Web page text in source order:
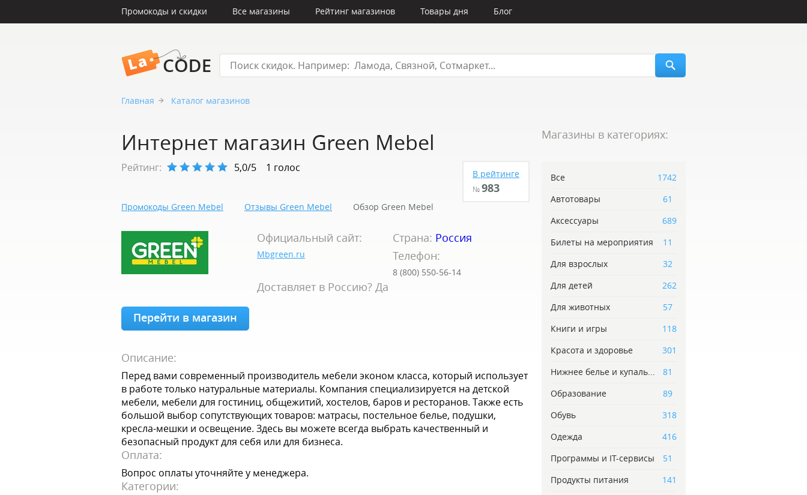
Промокоды и скидки Все магазины Рейтинг магазинов Товары дня Блог
Главная Каталог магазинов
Интернет магазин Green Mebel
Рейтинг: 5,0/5 1 голос В рейтинге
№983
Промокоды Green Mebel Отзывы Green Mebel Обзор Green Mebel
Официальный сайт:
Mbgreen.ru
Доставляет в Россию? Да
Страна: Россия
Телефон:
8 (800) 550-56-14
Перейти в магазин
Описание:
Перед вами современный производитель мебели эконом класса, который использует
в работе только натуральные материалы. Компания специализируется на детской
мебели, мебели для гостиниц, общежитий, хостелов, баров и ресторанов. Также есть
большой выбор сопутствующих товаров: матрасы, постельное белье, подушки,
кресла-мешки и освещение. Здесь вы можете всегда выбрать качественный и
безопасный продукт для себя или для бизнеса.
Оплата:
Вопрос оплаты уточняйте у менеджера.
Категории:
Магазины в категориях:
Все
1742
Автотовары
61
Аксессуары
689
Билеты на мероприятия
11
Для взрослых
32
Для детей
262
Для животных
57
Книги и игры
118
Красота и здоровье
301
Нижнее белье и купаль...
81
Образование
89
Обувь
318
Одежда
416
Программы и IT-сервисы
51
Продукты питания
141